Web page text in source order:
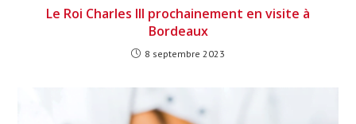
Le Roi Charles III prochainement en visite à
Bordeaux
8 septembre 2023